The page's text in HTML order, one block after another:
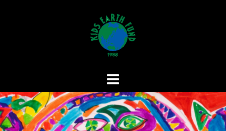
キ
ッ
プ